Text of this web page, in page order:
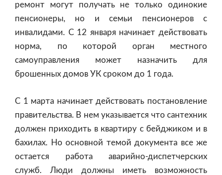
ремонт могут получать не только одинокие
пенсионеры, но и семьи пенсионеров с
инвалидами. С 12 января начинает действовать
норма, по которой орган местного
самоуправления может назначить для
брошенных домов УК сроком до 1 года.
С 1 марта начинает действовать постановление
правительства. В нем указывается что сантехник
должен приходить в квартиру с бейджиком и в
бахилах. Но основной темой документа все же
остается работа аварийно-диспетчерских
служб. Люди должны иметь возможность